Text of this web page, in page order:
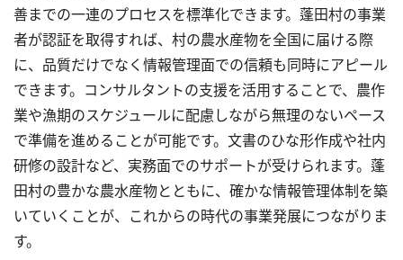
善までの一連のプロセスを標準化できます。蓬田村の事業
者が認証を取得すれば、村の農水産物を全国に届ける際
に、品質だけでなく情報管理面での信頼も同時にアピール
できます。コンサルタントの支援を活用することで、農作
業や漁期のスケジュールに配慮しながら無理のないペース
で準備を進めることが可能です。文書のひな形作成や社内
研修の設計など、実務面でのサポートが受けられます。蓬
田村の豊かな農水産物とともに、確かな情報管理体制を築
いていくことが、これからの時代の事業発展につながりま
す。